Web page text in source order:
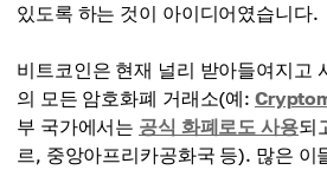
있도록 하는 것이 아이디어였습니다.
비트코인은 현재 널리 받아들여지고
의 모든 암호화폐 거래소(예:
부 국가에서는 공식 화폐로도 사용되
르, 중앙아프리카공화국 등). 많은 이